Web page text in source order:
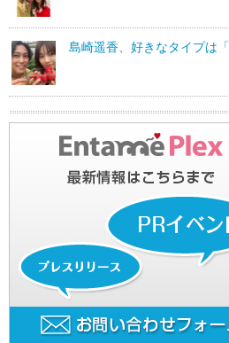
島崎遥香、好きなタイプは